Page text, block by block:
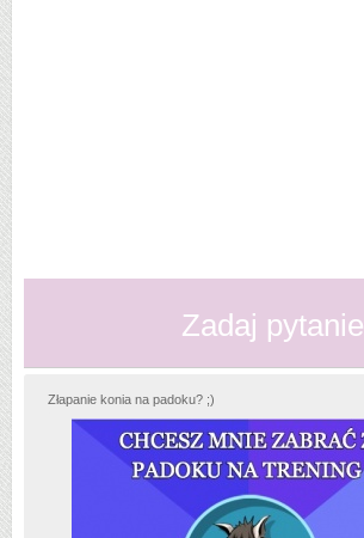
Zadaj pytanie
Złapanie konia na padoku? ;)